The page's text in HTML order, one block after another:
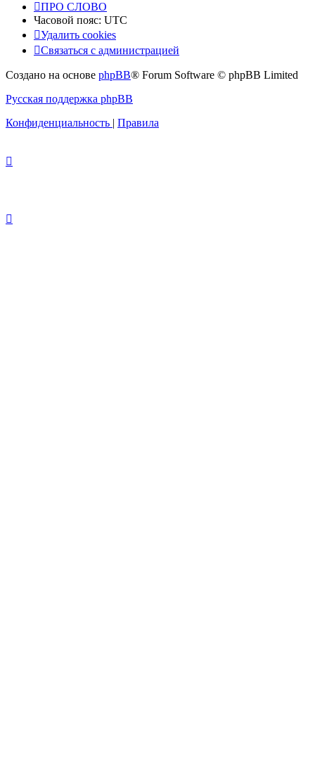
ПРО СЛОВО
Часовой пояс: UTC
Удалить cookies
Связаться с администрацией
Создано на основе phpBB® Forum Software © phpBB Limited
Русская поддержка phpBB
Конфиденциальность | Правила